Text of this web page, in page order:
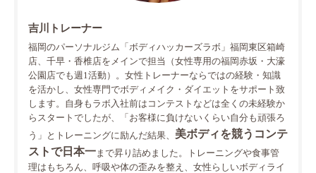
吉川トレーナー
福岡のパーソナルジム「ボディハッカーズラボ」福岡東区箱崎
店、千早・香椎店をメインで担当（女性専用の福岡赤坂・大濠
公園店でも週1活動）。女性トレーナーならではの経験・知識
を活かし、女性専門でボディメイク・ダイエットをサポート致
します。自身もラボ入社前はコンテストなどは全くの未経験か
らスタートでしたが、「お客様に負けないくらい自分も頑張ろ
う」とトレーニングに励んだ結果、 美ボディを競うコンテ
ストで日本一 まで昇り詰めました。トレーニングや食事管
理はもちろん、呼吸や体の歪みを整え、女性らしいボディライ